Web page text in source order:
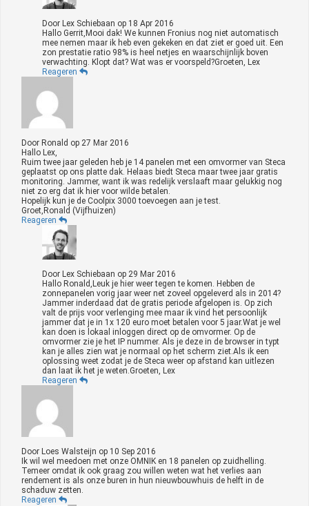
Door Lex Schiebaan op 18 Apr 2016
Hallo Gerrit,Mooi dak! We kunnen Fronius nog niet automatisch
mee nemen maar ik heb even gekeken en dat ziet er goed uit. Een
zon prestatie ratio 98% is heel netjes en waarschijnlijk boven
verwachting. Klopt dat? Wat was er voorspeld?Groeten, Lex
Reageren
Door Ronald op 27 Mar 2016
Hallo Lex,
Ruim twee jaar geleden heb je 14 panelen met een omvormer van Steca
geplaatst op ons platte dak. Helaas biedt Steca maar twee jaar gratis
monitoring. Jammer, want ik was redelijk verslaaft maar gelukkig nog
niet zo erg dat ik hier voor wilde betalen.
Hopelijk kun je de Coolpix 3000 toevoegen aan je test.
Groet,Ronald (Vijfhuizen)
Reageren
Door Lex Schiebaan op 29 Mar 2016
Hallo Ronald,Leuk je hier weer tegen te komen. Hebben de
zonnepanelen vorig jaar weer net zoveel opgeleverd als in 2014?
Jammer inderdaad dat de gratis periode afgelopen is. Op zich
valt de prijs voor verlenging mee maar ik vind het persoonlijk
jammer dat je in 1x 120 euro moet betalen voor 5 jaar.Wat je wel
kan doen is lokaal inloggen direct op de omvormer. Op de
omvormer zie je het IP nummer. Als je deze in de browser in typt
kan je alles zien wat je normaal op het scherm ziet.Als ik een
oplossing weet zodat je de Steca weer op afstand kan uitlezen
dan laat ik het je weten.Groeten, Lex
Reageren
Door Loes Walsteijn op 10 Sep 2016
Ik wil wel meedoen met onze OMNIK en 18 panelen op zuidhelling.
Temeer omdat ik ook graag zou willen weten wat het verlies aan
rendement is als onze buren in hun nieuwbouwhuis de helft in de
schaduw zetten.
Reageren